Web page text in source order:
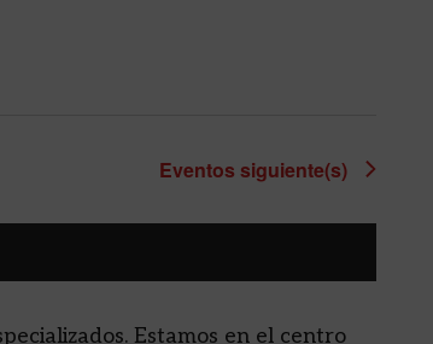
Eventos siguiente(s)
Estamos en el centro